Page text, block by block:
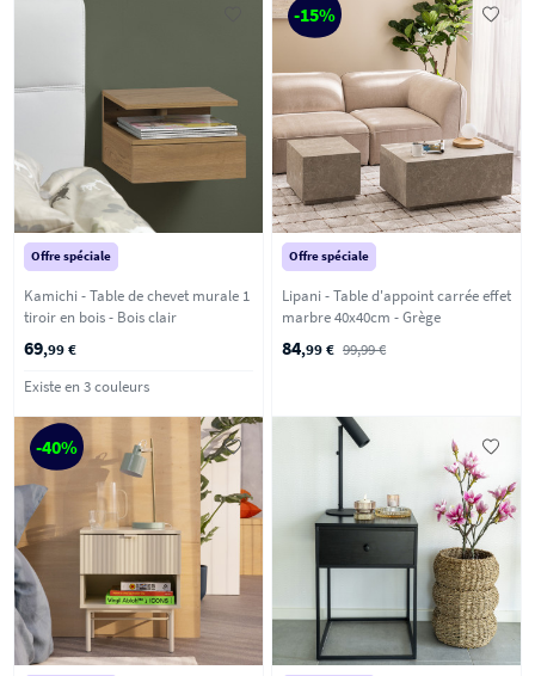
Offre spéciale
Kamichi - Table de chevet murale 1
tiroir en bois - Bois clair
69,99 €
Existe en 3 couleurs
-15%
Offre spéciale
Lipani - Table d'appoint carrée effet
marbre 40x40cm - Grège
84,99 € 99,99 €
-40%